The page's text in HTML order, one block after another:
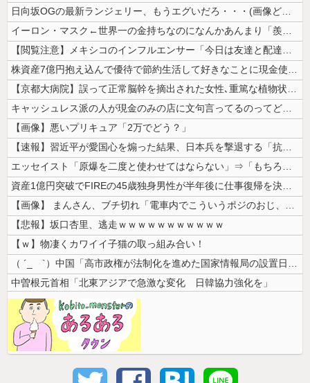
日向坂OGの最新ランジェリー、もうエグいだろ・・・(画像どーん)
イーロン・マスク←世界一の金持ちなのになんかあんまり「羨ましい」と感じ...
【閲覧注意】メキシコのインフルエンサー「今日は友達と配達員のアルバイト...
株資産7億円抱え込んで優待で節約生活して好きなことに現金使わないまま死...
【京都大病院】誤って正常脳幹を摘出された女性､重篤な植物状態だが意識は...
キャッシュレス派の人が現金のみの店に文句言ってるのってどう思う？
【画像】悪いプリキュア「2万でどう？」
【速報】習近平が愛国心を煽った結果、日本兵を撃退する「抗日テーマパーク...
エッセイスト「原爆を二度と使わせてはならない」⇒「もちろん中国の核も非...
資産1億円突破でFIREの45歳独身男性が半年後に仕事復帰を決意した「...
【画像】 まんさん、ブチ切れ「電車内でこういうポジのおじ、ガチでイラネ...
【悲報】坂口杏里、逃走ｗｗｗｗｗｗｗｗｗｗｗ
【ｗ】物凄くカワイイ子猫の取っ組み合い！
（ ´_ゝ`）中国「高市政権が法制化を進めた国家情報局の設置日が7月3...
中曽根元首相「北東アジアで急激な変化 日韓協力強化を」